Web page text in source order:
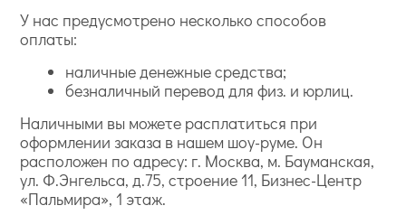
У нас предусмотрено несколько способов
оплаты:
наличные денежные средства;
безналичный перевод для физ. и юрлиц.
Наличными вы можете расплатиться при
оформлении заказа в нашем шоу-руме. Он
расположен по адресу: г. Москва, м. Бауманская,
ул. Ф.Энгельса, д.75, строение 11, Бизнес-Центр
«Пальмира», 1 этаж.